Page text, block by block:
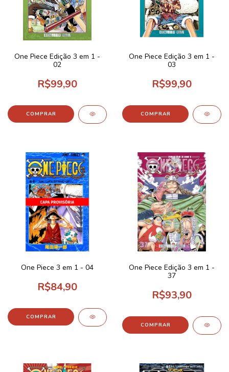
One Piece Edição 3 em 1 -
02
R$99,90
One Piece Edição 3 em 1 -
03
R$99,90
One Piece 3 em 1 - 04
R$84,90
One Piece Edição 3 em 1 -
37
R$93,90